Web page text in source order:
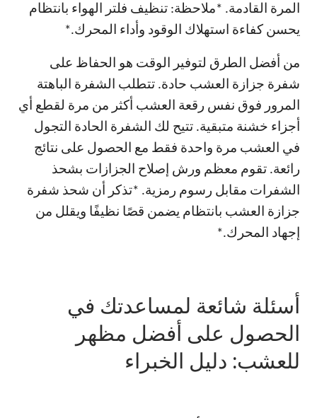
المرة القادمة. *ملاحظة: تنظيف فلتر الهواء بانتظام
يحسن كفاءة استهلاك الوقود وأداء المحرك.*
من أفضل الطرق لتوفير الوقت هو الحفاظ على
شفرة جزازة العشب حادة. تتطلب الشفرة الباهتة
المرور فوق نفس رقعة العشب أكثر من مرة لقطع أي
أجزاء خشنة متبقية. تتيح لك الشفرة الحادة التجول
في العشب مرة واحدة فقط مع الحصول على نتائج
رائعة. تقوم معظم ورش إصلاح الجزازات بشحذ
الشفرات مقابل رسوم رمزية. *تذكر أن شحذ شفرة
جزازة العشب بانتظام يضمن قصًا نظيفًا ويقلل من
إجهاد المحرك.*
أسئلة شائعة لمساعدتك في
الحصول على أفضل مظهر
للعشب: دليل الخبراء